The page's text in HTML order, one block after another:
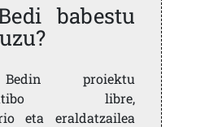
babestu
proiektu
libre,
eta eraldatzailea